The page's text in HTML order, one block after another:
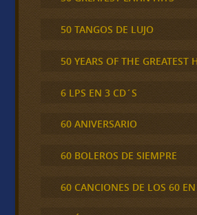
50 TANGOS DE LUJO
50 YEARS OF THE GREATEST
6 LPS EN 3 CD´S
60 ANIVERSARIO
60 BOLEROS DE SIEMPRE
60 CANCIONES DE LOS 60 EN